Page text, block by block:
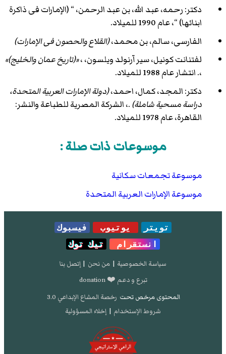
دکتر: رحمه، عبد الله، بن عبد الرحمن، “ (الإمارات فی ذاکرة
ابنائها) “، عام 1990 للميلاد.
الفارسی، سالم، بن محمد،(القلاع والحصون فی الإمارات)
لفتنانت کونیل، سیر آرنولد ویلسون، ،«(تاریخ عمان والخلیج)»
،. انتشار عام 1988 للميلاد.
دکتر: المجد، کمال، احمد،(دولة الإمارات العربیة المتحدة،
دراسة مسحیة شاملة).، الشركة المصریة للطباعة والنشر:
القاهرة، عام 1978 للميلاد.
موسوعات ذات صلة :
موسوعة تجمعات سكانية
موسوعة الإمارات العربية المتحدة
تويتر يوتيوب
فيسبوك
انستقرام
تيك توك
سياسة الخصوصية | من نحن | إتصل بنا
تبرع و دعم ❤️ donation
المحتوى مرخص تحت رخصة المشاع الإبداعي 3.0
شروط الإستخدام | إخلاء المسؤولية